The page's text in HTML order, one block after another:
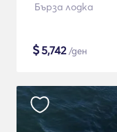
Бърза лодка
$5,742/ден